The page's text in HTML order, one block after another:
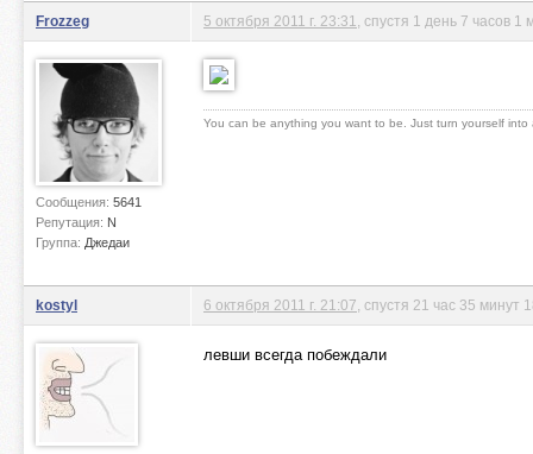
Frozzeg
Сообщения: 5641
Репутация: N
Группа: Джедаи
5 октября 2011 г. 23:31 , спустя 1 день 7 часов 1
You can be anything you want to be. Just turn yourself
kostyl 6 октября 2011 г. 21:07 , спустя 21 час 35 минут
левши всегда побеждали